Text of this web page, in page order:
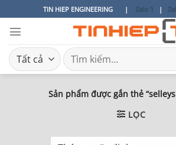
qua
nội
dung
TIN HIEP ENGINEERING | Zalo 1 |
Tìm
kiếm:
Sản phẩm được gắn thẻ
LỌC